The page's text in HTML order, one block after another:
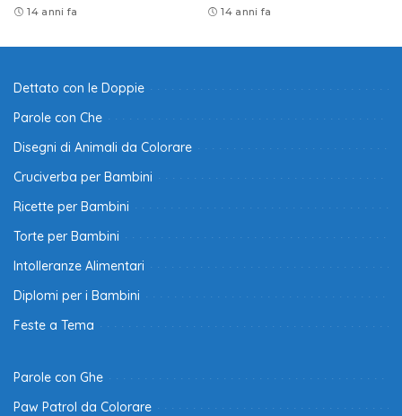
14 anni fa 14 anni fa
Dettato con le Doppie
Parole con Che
Disegni di Animali da Colorare
Cruciverba per Bambini
Ricette per Bambini
Torte per Bambini
Intolleranze Alimentari
Diplomi per i Bambini
Feste a Tema
Parole con Ghe
Paw Patrol da Colorare